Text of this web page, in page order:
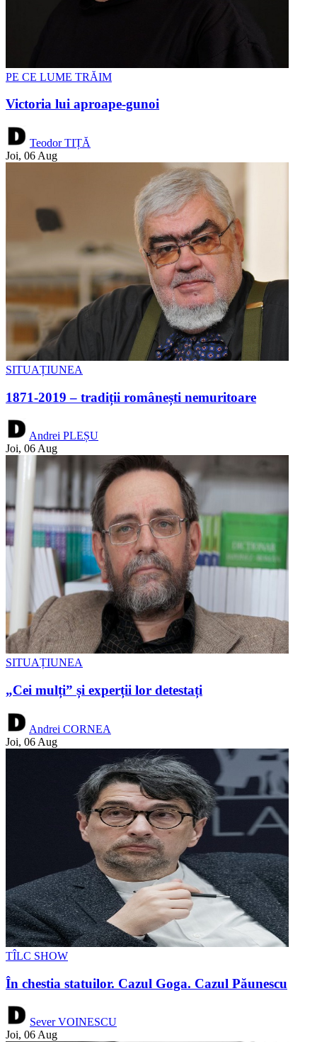
PE CE LUME TRĂIM
Victoria lui aproape-gunoi
Teodor TIȚĂ
Joi, 06 Aug
SITUAȚIUNEA
1871-2019 – tradiții românești nemuritoare
Andrei PLEȘU
Joi, 06 Aug
SITUAȚIUNEA
„Cei mulți” și experții lor detestați
Andrei CORNEA
Joi, 06 Aug
TÎLC SHOW
În chestia statuilor. Cazul Goga. Cazul Păunescu
Sever VOINESCU
Joi, 06 Aug